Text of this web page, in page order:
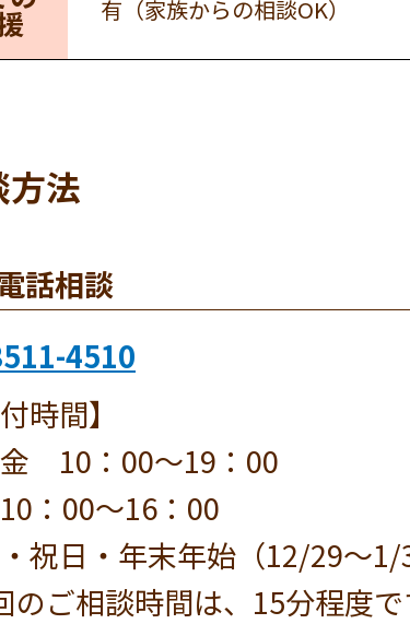
有（家族からの相談OK）
法
話相談
4510
時間】
10：00～19：00
：00～16：00
・祝日・年末年始（12/29～1/
ご相談時間は、15分程度で